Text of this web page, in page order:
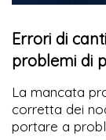
Errori di
problemi di
La mancata
corretta dei
portare a